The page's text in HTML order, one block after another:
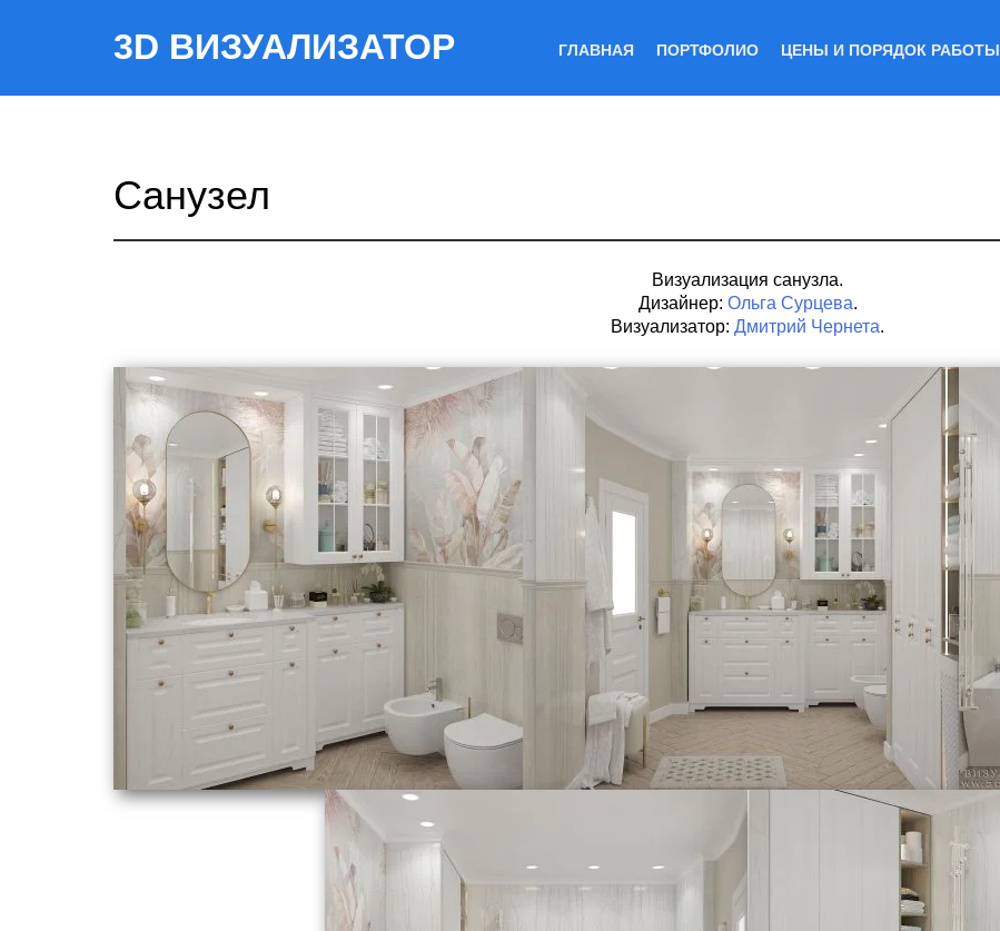
3D ВИЗУАЛИЗАТОР ГЛАВНАЯ ПОРТФОЛИО ЦЕНЫ И ПОРЯДОК РАБОТЫ
Санузел
Визуализация санузла.
Дизайнер: Ольга Сурцева.
Визуализатор: Дмитрий Чернета.